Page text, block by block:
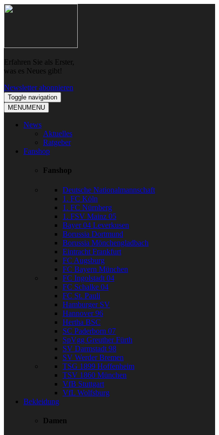
Skip
Skip
Erfahren Sie als Erster,
was es Neues gibt!
Newsletter abonnieren
Toggle navigation
MENUMENU
News
Aktuelles
Ratgeber
Fanshop
Fanshop
Deutsche Nationalmannschaft
1. FC Köln
1. FC Nürnberg
1. FSV Mainz 05
Bayer 04 Leverkusen
Borussia Dortmund
Borussia Mönchengladbach
Eintracht Frankfurt
FC Augsburg
FC Bayern München
FC Ingolstadt 04
FC Schalke 04
FC St. Pauli
Hamburger SV
Hannover 96
Hertha BSC
SC Paderborn 07
SpVgg Greuther Fürth
SV Darmstadt 98
SV Werder Bremen
TSG 1899 Hoffenheim
TSV 1860 München
VfB Stuttgart
VfL Wolfsburg
Bekleidung
Damen